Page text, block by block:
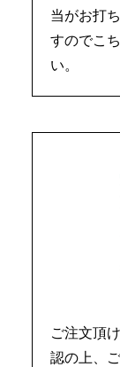
当がお打
すのでこ
い。
ご注文頂
認の上、